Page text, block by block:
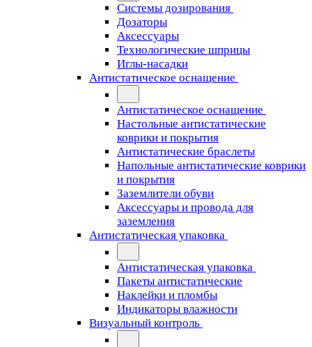
Системы дозирования
Дозаторы
Аксессуары
Технологические шприцы
Иглы-насадки
Антистатическое оснащение
Антистатическое оснащение
Настольные антистатические
коврики и покрытия
Антистатические браслеты
Напольные антистатические коврики
и покрытия
Заземлители обуви
Аксессуары и провода для
заземления
Антистатическая упаковка
Антистатическая упаковка
Пакеты антистатические
Наклейки и пломбы
Индикаторы влажности
Визуальный контроль